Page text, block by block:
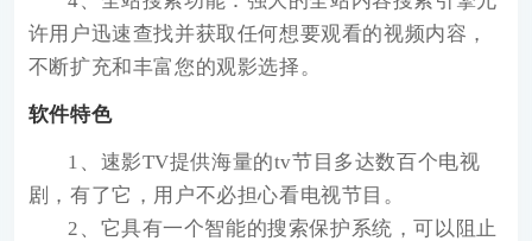
许用户迅速查找并获取任何想要观看的视频内容，
不断扩充和丰富您的观影选择。
软件特色
1、速影TV提供海量的tv节目多达数百个电视
剧，有了它，用户不必担心看电视节目。
2、它具有一个智能的搜索保护系统，可以阻止